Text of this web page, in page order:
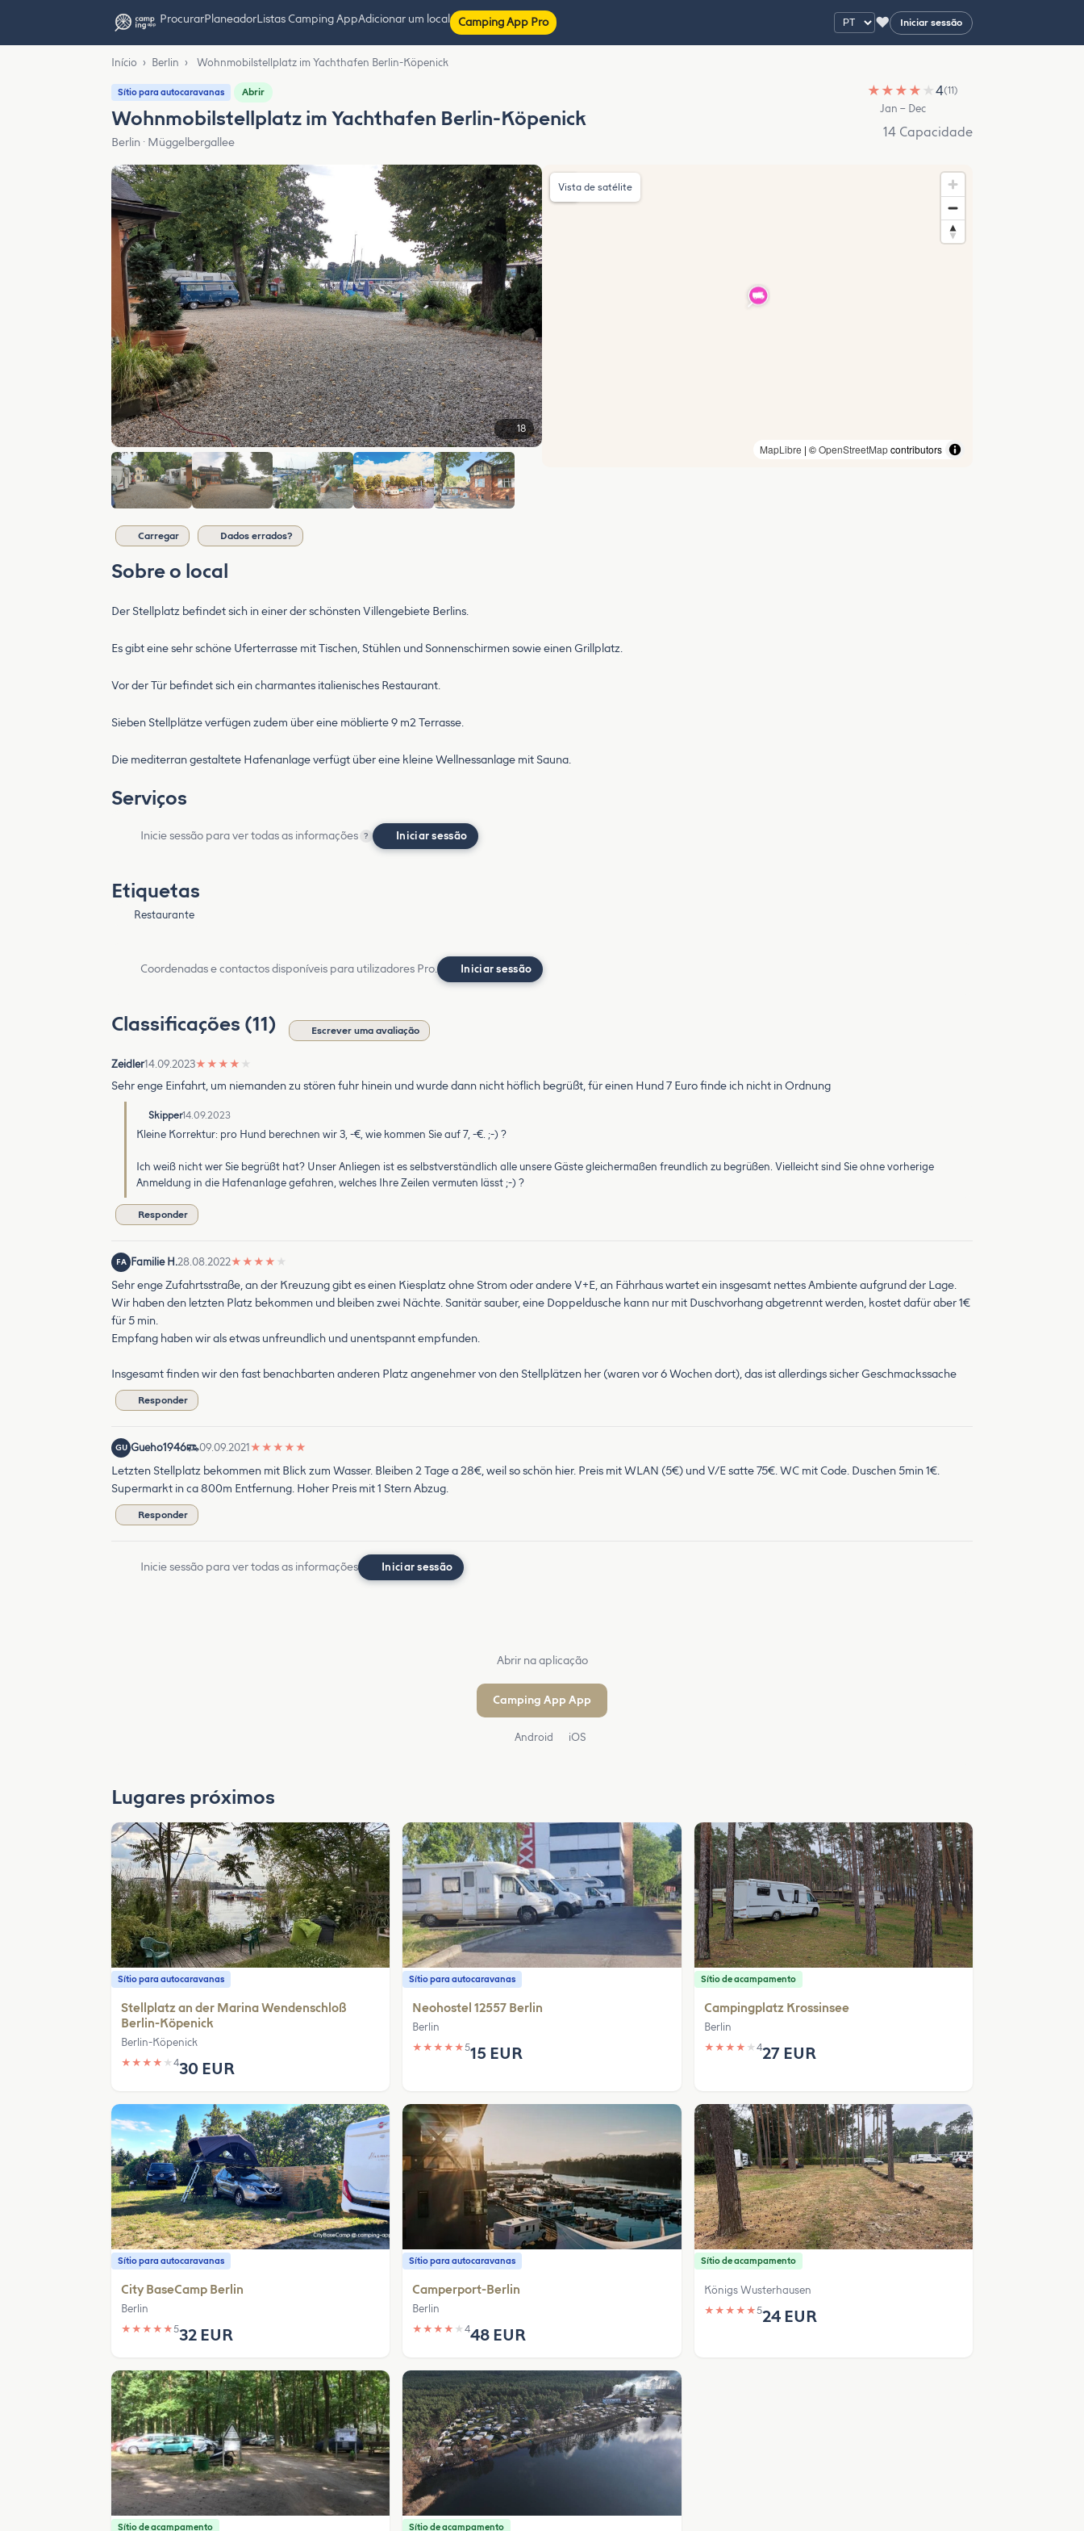
ProcurarPlaneadorListas Camping AppAdicionar um local Camping App Pro ♥ Iniciar sessão
Início › Berlin › Wohnmobilstellplatz im Yachthafen Berlin-Köpenick
Sítio para autocaravanas Abrir
Wohnmobilstellplatz im Yachthafen Berlin-Köpenick
Berlin · Müggelbergallee
★ ★ ★ ★ ★4(11)
Jan – Dec
14 Capacidade
18
MapLibre | ©OpenStreetMapcontributors
Vista de satélite
Carregar Dados errados?
Sobre o local
Der Stellplatz befindet sich in einer der schönsten Villengebiete Berlins.
Es gibt eine sehr schöne Uferterrasse mit Tischen, Stühlen und Sonnenschirmen sowie einen Grillplatz.
Vor der Tür befindet sich ein charmantes italienisches Restaurant.
Sieben Stellplätze verfügen zudem über eine möblierte 9 m2 Terrasse.
Die mediterran gestaltete Hafenanlage verfügt über eine kleine Wellnessanlage mit Sauna.
Serviços
Inicie sessão para ver todas as informações ? Iniciar sessão
Etiquetas
Restaurante
Coordenadas e contactos disponíveis para utilizadores Pro. Iniciar sessão
Classificações (11) Escrever uma avaliação
Zeidler14.09.2023★ ★ ★ ★ ★
Sehr enge Einfahrt, um niemanden zu stören fuhr hinein und wurde dann nicht höflich begrüßt, für einen Hund 7 Euro finde ich nicht in Ordnung
Skipper14.09.2023
Kleine Korrektur: pro Hund berechnen wir 3, -€, wie kommen Sie auf 7, -€. ;-) ?
Ich weiß nicht wer Sie begrüßt hat? Unser Anliegen ist es selbstverständlich alle unsere Gäste gleichermaßen freundlich zu begrüßen. Vielleicht sind Sie ohne vorherige
Anmeldung in die Hafenanlage gefahren, welches Ihre Zeilen vermuten lässt ;-) ?
Responder
FA Familie H.28.08.2022★ ★ ★ ★ ★
Sehr enge Zufahrtsstraße, an der Kreuzung gibt es einen Kiesplatz ohne Strom oder andere V+E, an Fährhaus wartet ein insgesamt nettes Ambiente aufgrund der Lage.
Wir haben den letzten Platz bekommen und bleiben zwei Nächte. Sanitär sauber, eine Doppeldusche kann nur mit Duschvorhang abgetrennt werden, kostet dafür aber 1€
für 5 min.
Empfang haben wir als etwas unfreundlich und unentspannt empfunden.
Insgesamt finden wir den fast benachbarten anderen Platz angenehmer von den Stellplätzen her (waren vor 6 Wochen dort), das ist allerdings sicher Geschmackssache
Responder
GU Gueho1946 09.09.2021 ★ ★ ★ ★ ★
Letzten Stellplatz bekommen mit Blick zum Wasser. Bleiben 2 Tage a 28€, weil so schön hier. Preis mit WLAN (5€) und V/E satte 75€. WC mit Code. Duschen 5min 1€.
Supermarkt in ca 800m Entfernung. Hoher Preis mit 1 Stern Abzug.
Responder
Inicie sessão para ver todas as informações Iniciar sessão
Abrir na aplicação
Camping App App
Android iOS
Lugares próximos
Sítio para autocaravanas
Stellplatz an der Marina Wendenschloß
Berlin-Köpenick
Berlin-Köpenick
★ ★ ★ ★ ★ 430 EUR
Sítio para autocaravanas
Neohostel 12557 Berlin
Berlin
★ ★ ★ ★ ★515 EUR
Sítio de acampamento
Campingplatz Krossinsee
Berlin
★ ★ ★ ★ ★ 427 EUR
Sítio para autocaravanas
City BaseCamp Berlin
Berlin
★ ★ ★ ★ ★532 EUR
Sítio para autocaravanas
Camperport-Berlin
Berlin
★ ★ ★ ★ ★448 EUR
Sítio de acampamento
Königs Wusterhausen
★ ★ ★ ★ ★524 EUR
Sítio de acampamento Sítio de acampamento